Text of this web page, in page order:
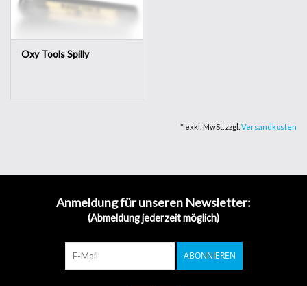
Oxy Tools Spilly
* exkl. MwSt. zzgl. Versandkosten
Anmeldung für unseren Newsletter:
(Abmeldung jederzeit möglich)
ABONNIEREN